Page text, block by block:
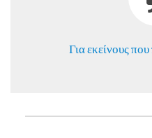
Για εκείνους